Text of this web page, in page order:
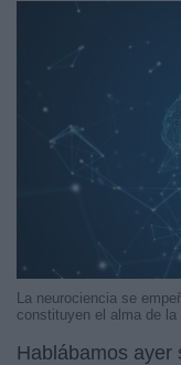
La neurociencia se
constituyen el alma de la
Hablábamos ayer